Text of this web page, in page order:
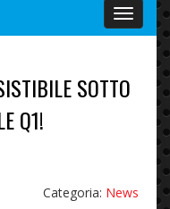
Menu
SOTTO
Q1!
Categoria: News